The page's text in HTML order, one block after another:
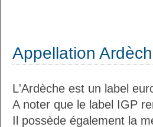
Appellation
L'Ardèche est un label
A noter que le label IGP
Il possède également la